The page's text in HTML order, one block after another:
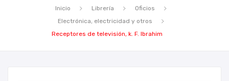
Inicio Librería
Oficios
Electrónica, electricidad y otros
Receptores de televisión, k. F. Ibrahim